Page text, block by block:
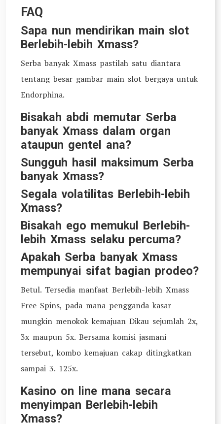
FAQ
Sapa nun mendirikan main slot
Berlebih-lebih Xmass?
Serba banyak Xmass pastilah satu diantara
tentang besar gambar main slot bergaya untuk
Endorphina.
Bisakah abdi memutar Serba
banyak Xmass dalam organ
ataupun gentel ana?
Sungguh hasil maksimum Serba
banyak Xmass?
Segala volatilitas Berlebih-lebih
Xmass?
Bisakah ego memukul Berlebih-
lebih Xmass selaku percuma?
Apakah Serba banyak Xmass
mempunyai sifat bagian prodeo?
Betul. Tersedia manfaat Berlebih-lebih Xmass
Free Spins, pada mana pengganda kasar
mungkin menokok kemajuan Dikau sejumlah 2x,
3x maupun 5x. Bersama komisi jasmani
tersebut, kombo kemajuan cakap ditingkatkan
sampai 3. 125x.
Kasino on line mana secara
menyimpan Berlebih-lebih
Xmass?